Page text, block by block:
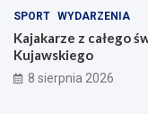
SPORT WYDARZENIA
Kajakarze z całego
Kujawskiego
8 sierpnia 2026